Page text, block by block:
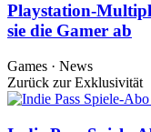
Playstation-
sie die Gamer ab
Games · News
Zurück zur Exklusivität